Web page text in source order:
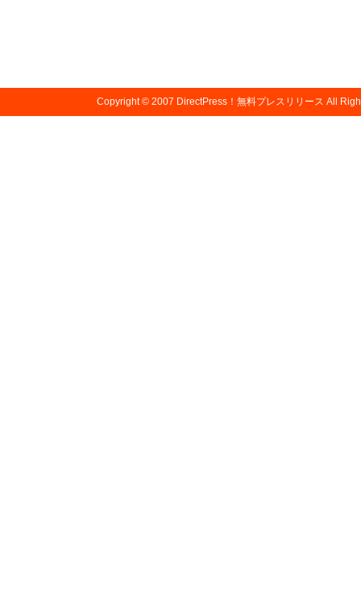
Copyright © 2007 DirectPress！無料プレスリリース All